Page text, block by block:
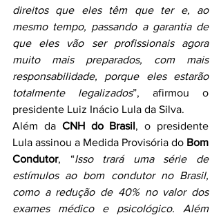
direitos que eles têm que ter e, ao
mesmo tempo, passando a garantia de
que eles vão ser profissionais agora
muito mais preparados, com mais
responsabilidade, porque eles estarão
totalmente legalizados”, afirmou o
presidente Luiz Inácio Lula da Silva.
Além da CNH do Brasil, o presidente
Lula assinou a Medida Provisória do Bom
Condutor, “Isso trará uma série de
estímulos ao bom condutor no Brasil,
como a redução de 40% no valor dos
exames médico e psicológico. Além